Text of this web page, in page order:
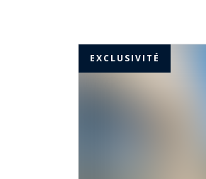
EXCLUSIVITÉ